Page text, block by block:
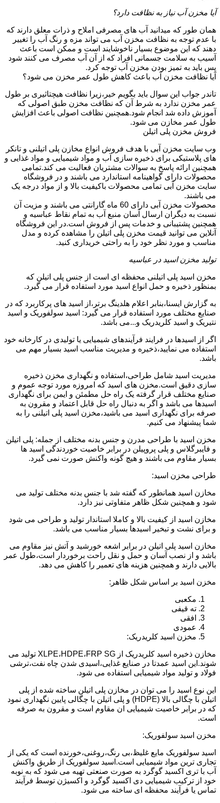
آیا مخزن آب نیاز به نظافت دارد؟
همان طور که میدانید آب های مصرفی املاح و ذرات معلق دارند که
با عدم توجه به نظافت مخزن آب می تواند مزه و رنگ آب را تغییر
دهند که این موضوع بسیار ناخوشایند است و ممکن است باعث
آسیب به سلامت جسمانی افراد که از آن آب مصرف می کنند شود
پس باید به تمیز بودن مخزن آب توجه کرد.
آیا نظافت مخزن آب باعث کاهش طول عمر مخزن می شود؟
تاندر جواب این سوال باید بگویم خیر،زیرا نظافت هیچتاثیری بر طول
عمر مخزن ندارد به شرط آن که نظافت مخزن طبق اصولی که
آموزش داده شد انجام شود.همچنین نظافت اصولی باعث افزایش
طول عمر مخازن می شود.
فروش مخزن پلی اتیلن
وب سایت مخزن آبی با هدف فروش انواع مخازن پلی اتیلنی و تانکر
های پلاستیکی برای ذخیره سازی آب و مواد شیمیایی و مواد غذایی و
همچنین ارائه پاسخ به سوالات مشتریان فعالیت می کند.تمامی
محصولات دارای گواهینامه استاندارد می باشند و در فروشگاه
سایت مخزن آبی تمامی محصولات باکیفیت بالا و از مواد درجه یک
می باشند.
محصولات مخزن آبی دارای 60 ماه گارانتی می باشند و مزیت آن
نسبت به دیگران ارسال آسان منبع آب به تمام نقاط عباسیه و
همچنین پشتیبانی و خدمات پس از فروش است.در این فروشگاه
آنلاین می توانید قیمت مخزن پلی اتیلن را مشاهده کرده و مدل
مناسب و مورد نظر خود را به راحتی خریداری کنید.
تولید مخزن اسید در عباسیه
مخزن اسید پلی اتیلنی محفظه ای است از جنس پلی اتیلن که
بمنظور ذخیره و حمل انواع اسید مورد استفاده قرار می گیرد.
به گزارش ایسنا،بنابر اعلام هلدینگ برتر،از اسید های پرکاربرد که در
صنایع مختلف مورد استفاده قرار می گیرد: اسید سولفوریک و اسید
نتیریک و اسید کلریدریک و...می باشد.
اگر از اسیدها در فرایند فرآیندهای شیمیایی یا تولیدی در کارخانه خود
استفاده می نمایید،ذخیره و مدیریت مناسب اسید بسیار مهم می
باشد.
مدیریت اسید شامل طراحی،استفاده و نگهداری مخزن ذخیره
سازی دقیق است.مخزن های اسید که امروزه مورد توجه عموم و
صنایع مختلف قرار گرفته یک راه حل مطمئن و ایمن برای نگهداری
اسیدها می باشد و اگر به دنبال راه حل قابل اعتماد و مقرون به
صرفه برای نگهداری اسید می باشید،مخزن اسید پلی اتیلنی را به
شما پیشنهاد می کنیم.
مخزن اسید با طراحی مدرن و جنس بدنه مختلف از جمله: پلی اتیلن
و فایبرگلاس و پلی پروپیلن در برابر خاصیت خوردندگی اسید ها
بسیار مقاوم می باشند و هیچ گونه واکنش صورت نمی گیرد.
طراحی مخزن اسید:
مخازن اسید همانطور که گفته شد با جنس بدنه مختلف تولید می
شود و همچنین شکل ظاهر متفاوتی نیز دارد.
مخازن اسید از کیفیت بالا و کاملا استاندار تولید و طراحی می شود
و برای نشت و تبخیر اسیدها بسیار مناسب می باشد.
مخازن اسید پلی اتیلن در برابر اشعه خورشید و آتش نیز مقاوم می
باشد و از نصب آسان و حمل و نقل راحت برخوردار است،طول عمر
بالایی دارند و همچنین هزینه های تعمیر را کاهش می دهد.
مخزن اسید بر اساس شکل ظاهر:
مکعبی
ته قیفی
افقی
عمودی
مخزن اسید کلریدریک:
مخازن ذخیره اسید کلریدریک از XLPE،HDPE،FRP SG تولید می
شوند.این اسید عمدتا در صنایع غذایی،اسیدی شدن چاه نفت،ترشی
فولاد و تولید مواد شیمیایی استفاده می شود.
این نوع اسید را می توان در مخازن پلی اتیلن ساخته شده از پلی
اتیلن با چگالی بالا (HDPE) و پلی اتیلن با چگالی پایین نگهداری نمود
که در برابر خاصیت شیمیایی ان مقاوم است و مقرون به صرفه
است.
مخزن اسید سولفوریک:
اسید سولفوریک مایع غلیظ،بی رنگ،روغنی،خورنده است که یکی از
تجاری ترین مواد شیمیایی است.اسید سولفوریک از طریق واکنش
آب با تری اکسید گوگرد به صورت صنعتی تهیه می شود که به نوبه
خود از ترکیب شیمیایی دی اکسید گوگرد و اکسیژن توسط فرآیند
تماس یا فرآیند محفظه ای ساخته می شود.